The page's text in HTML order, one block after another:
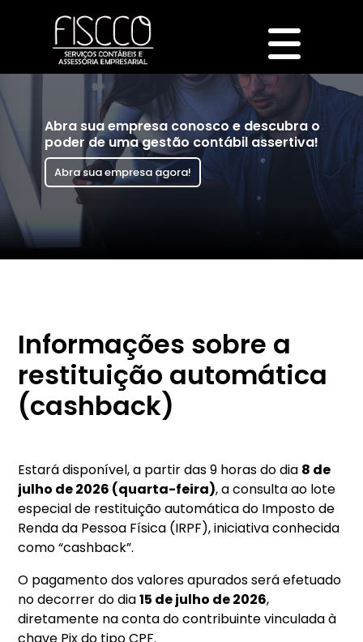
Abra sua empresa conosco e descubra o
poder de uma gestão contábil assertiva!
Abra sua empresa agora!
Informações sobre a
restituição automática
(cashback)
Estará disponível, a partir das 9 horas do dia 8 de
julho de 2026 (quarta-feira), a consulta ao lote
especial de restituição automática do Imposto de
Renda da Pessoa Física (IRPF), iniciativa conhecida
como “cashback”.
O pagamento dos valores apurados será efetuado
no decorrer do dia15 de julho de 2026,
diretamente na conta do contribuinte vinculada à